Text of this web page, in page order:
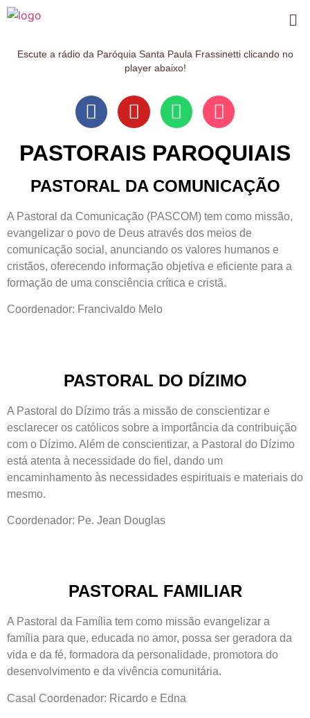
Escute a rádio da Paróquia Santa Paula Frassinetti clicando no
player abaixo!
PASTORAIS PAROQUIAIS
PASTORAL DA COMUNICAÇÃO
A Pastoral da Comunicação (PASCOM) tem como missão,
evangelizar o povo de Deus através dos meios de
comunicação social, anunciando os valores humanos e
cristãos, oferecendo informação objetiva e eficiente para a
formação de uma consciência crítica e cristã.
Coordenador: Francivaldo Melo
PASTORAL DO DÍZIMO
A Pastoral do Dízimo trás a missão de conscientizar e
esclarecer os católicos sobre a importância da contribuição
com o Dízimo. Além de conscientizar, a Pastoral do Dízimo
está atenta à necessidade do fiel, dando um
encaminhamento às necessidades espirituais e materiais do
mesmo.
Coordenador: Pe. Jean Douglas
PASTORAL FAMILIAR
A Pastoral da Família tem como missão evangelizar a
família para que, educada no amor, possa ser geradora da
vida e da fé, formadora da personalidade, promotora do
desenvolvimento e da vivência comunitária.
Casal Coordenador: Ricardo e Edna